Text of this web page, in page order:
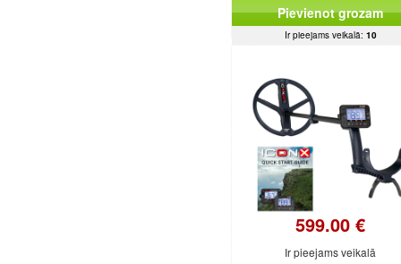
Pievienot grozam
Ir pieejams veikalā: 10
599.00 €
Ir pieejams veikalā